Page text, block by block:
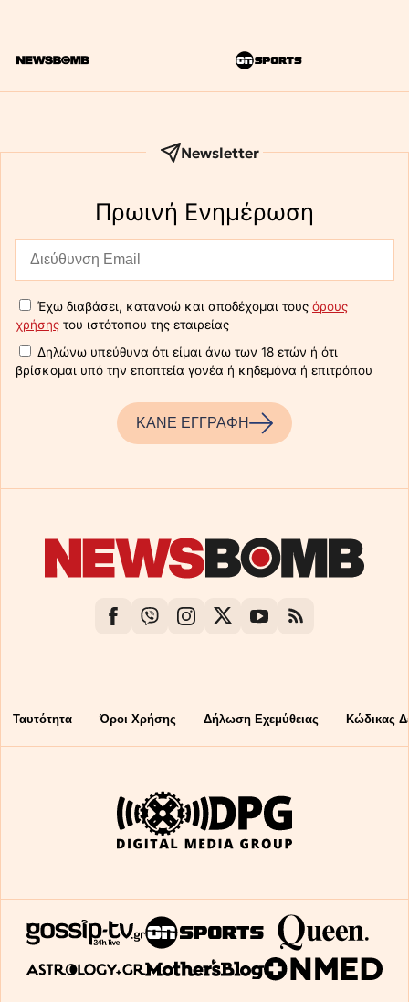
Newsletter
Πρωινή Eνημέρωση
Έχω διαβάσει, κατανοώ και αποδέχομαι τους όρους
χρήσης του ιστότοπου της εταιρείας
Δηλώνω υπεύθυνα ότι είμαι άνω των 18 ετών ή ότι
βρίσκομαι υπό την εποπτεία γονέα ή κηδεμόνα ή επιτρόπου
ΚΑΝΕ ΕΓΓΡΑΦΗ
Ταυτότητα Όροι Χρήσης Δήλωση Εχεμύθειας Κώδικας